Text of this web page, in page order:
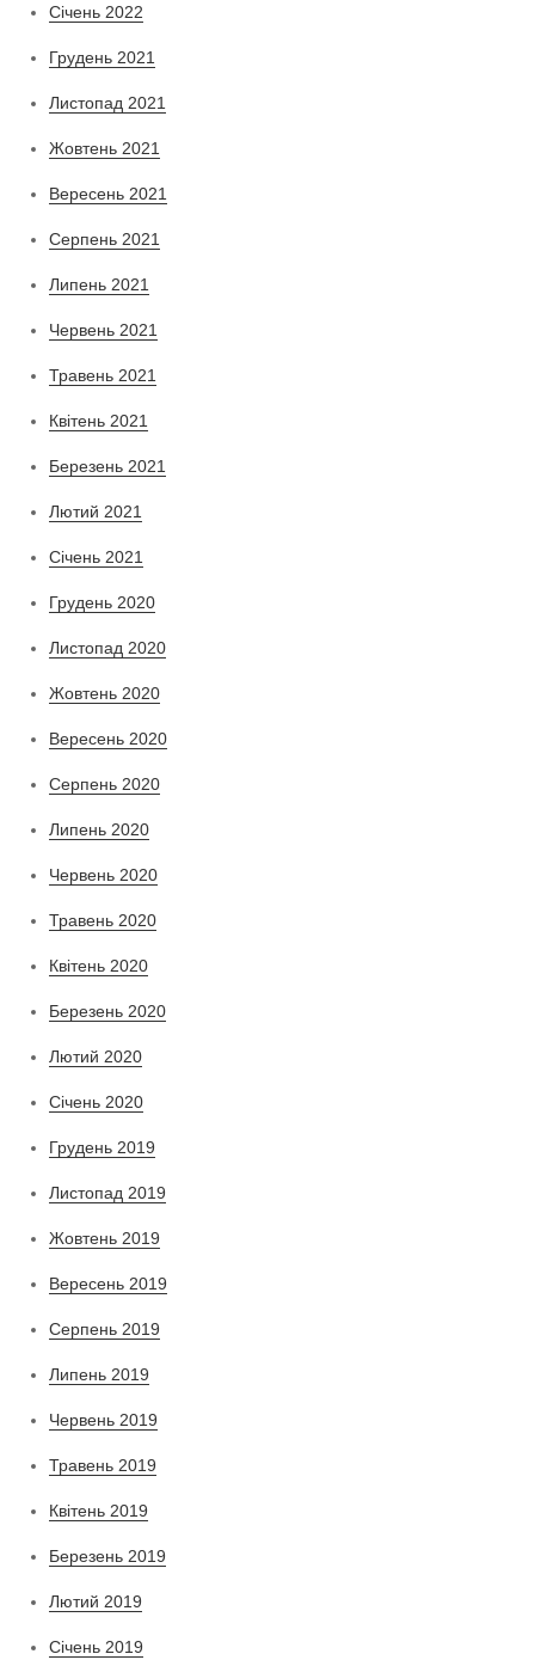
Січень 2022
Грудень 2021
Листопад 2021
Жовтень 2021
Вересень 2021
Серпень 2021
Липень 2021
Червень 2021
Травень 2021
Квітень 2021
Березень 2021
Лютий 2021
Січень 2021
Грудень 2020
Листопад 2020
Жовтень 2020
Вересень 2020
Серпень 2020
Липень 2020
Червень 2020
Травень 2020
Квітень 2020
Березень 2020
Лютий 2020
Січень 2020
Грудень 2019
Листопад 2019
Жовтень 2019
Вересень 2019
Серпень 2019
Липень 2019
Червень 2019
Травень 2019
Квітень 2019
Березень 2019
Лютий 2019
Січень 2019